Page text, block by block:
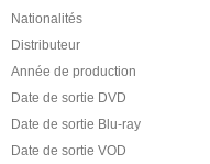
Nationalités
Distributeur
Année de production
Date de sortie DVD
Date de sortie Blu-ray
Date de sortie VOD